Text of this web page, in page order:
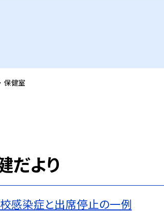
保健室
だより
感染症と出席停止の一例